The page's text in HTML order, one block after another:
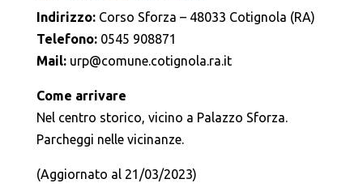
Indirizzo: Corso Sforza – 48033 Cotignola (RA)
Telefono: 0545 908871
Mail: urp@comune.cotignola.ra.it
Come arrivare
Nel centro storico, vicino a Palazzo Sforza.
Parcheggi nelle vicinanze.
(Aggiornato al 21/03/2023)